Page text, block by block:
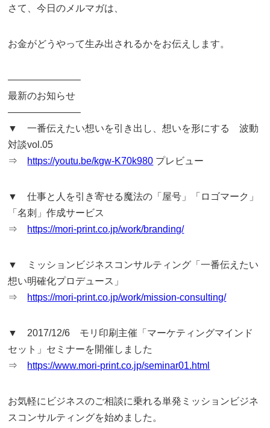
さて、今日のメルマガは、
お金がどうやって生み出されるかをお伝えします。
———————–
最新のお知らせ
———————–
▼ 一番伝えたい想いを引き出し、想いを形にする 波動
対談vol.05
⇒ https://youtu.be/kgw-K70k980 プレビュー
▼ 仕事と人を引き寄せる魔法の「屋号」「ロゴマーク」
「名刺」作成サービス
⇒ https://mori-print.co.jp/work/branding/
▼ ミッションビジネスコンサルティング「一番伝えたい
想い明確化プロデュース」
⇒ https://mori-print.co.jp/work/mission-consulting/
▼ 2017/12/6 モリ印刷主催「マーケティングマインド
セット」セミナーを開催しました
⇒ https://www.mori-print.co.jp/seminar01.html
お気軽にビジネスのご相談に乗れる単発ミッションビジネ
スコンサルティングを始めました。